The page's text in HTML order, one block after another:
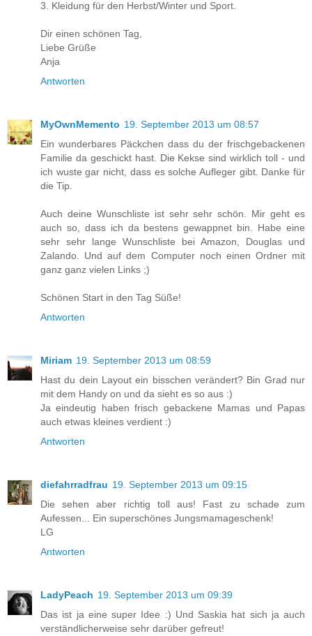
3. Kleidung für den Herbst/Winter und Sport.
Dir einen schönen Tag,
Liebe Grüße
Anja
Antworten
MyOwnMemento 19. September 2013 um 08:57
Ein wunderbares Päckchen dass du der frischgebackenen
Familie da geschickt hast. Die Kekse sind wirklich toll - und
ich wuste gar nicht, dass es solche Aufleger gibt. Danke für
die Tip.
Auch deine Wunschliste ist sehr sehr schön. Mir geht es
auch so, dass ich da bestens gewappnet bin. Habe eine
sehr sehr lange Wunschliste bei Amazon, Douglas und
Zalando. Und auf dem Computer noch einen Ordner mit
ganz ganz vielen Links ;)
Schönen Start in den Tag Süße!
Antworten
Miriam 19. September 2013 um 08:59
Hast du dein Layout ein bisschen verändert? Bin Grad nur
mit dem Handy on und da sieht es so aus :)
Ja eindeutig haben frisch gebackene Mamas und Papas
auch etwas kleines verdient :)
Antworten
diefahrradfrau 19. September 2013 um 09:15
Die sehen aber richtig toll aus! Fast zu schade zum
Aufessen... Ein superschönes Jungsmamageschenk!
LG
Antworten
LadyPeach 19. September 2013 um 09:39
Das ist ja eine super Idee :) Und Saskia hat sich ja auch
verständlicherweise sehr darüber gefreut!